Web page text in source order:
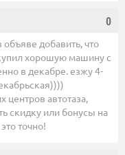
0
добавить, что
хорошую машину с
в декабре. езжу 4-
центров автотаза,
скидку или бонусы на
точно!